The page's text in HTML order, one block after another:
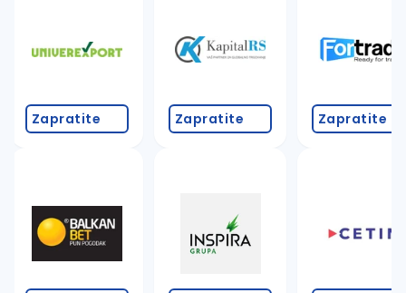
Zapratite Zapratite Zapratite